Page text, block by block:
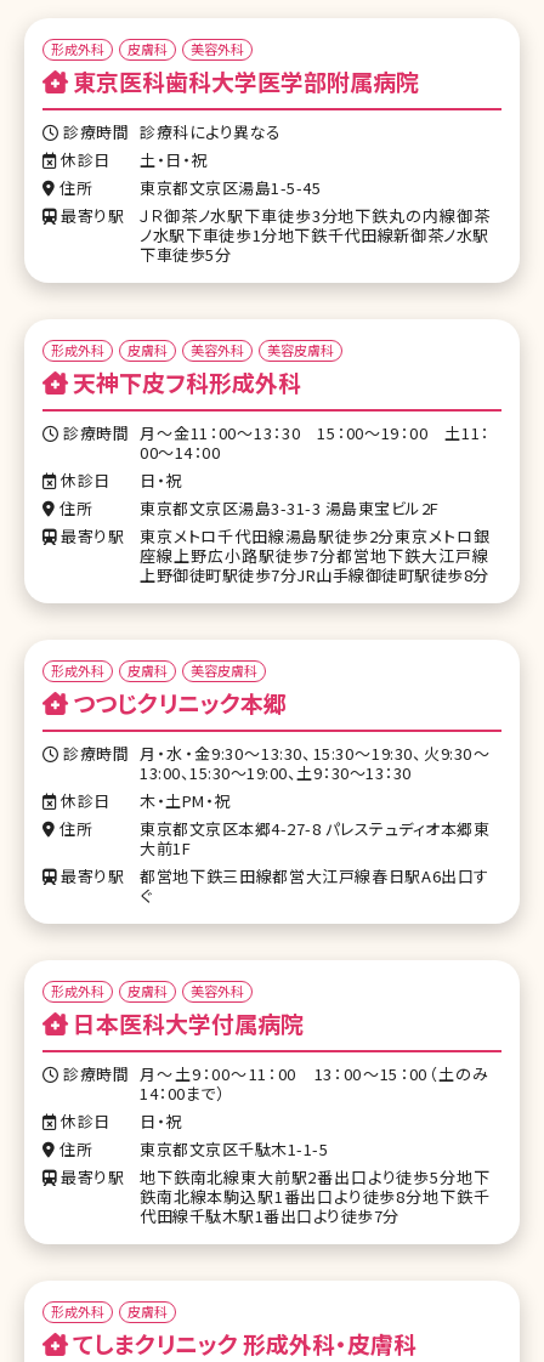
形成外科 皮膚科 美容外科
東京医科歯科大学医学部附属病院
診療時間 診療科により異なる
休診日
土・日・祝
住所
東京都文京区湯島1-5-45
最寄り駅
ＪＲ御茶ノ水駅下車徒歩3分地下鉄丸の内線御茶
ノ水駅下車徒歩1分地下鉄千代田線新御茶ノ水駅
下車徒歩5分
形成外科 皮膚科 美容外科 美容皮膚科
天神下皮フ科形成外科
診療時間 月～金11：00～13：30 15：00～19：00 土11：
00～14：00
休診日
日・祝
住所
東京都文京区湯島3-31-3 湯島東宝ビル2F
最寄り駅
東京メトロ千代田線湯島駅徒歩2分東京メトロ銀
座線上野広小路駅徒歩7分都営地下鉄大江戸線
上野御徒町駅徒歩7分JR山手線御徒町駅徒歩8分
形成外科 皮膚科 美容皮膚科
つつじクリニック本郷
診療時間 月・水・金9:30～13:30、15:30～19:30、火9:30～
13:00、15:30～19:00、土9：30～13：30
休診日
木・土PM・祝
住所
東京都文京区本郷4-27-8 パレステュディオ本郷東
大前1F
最寄り駅
都営地下鉄三田線都営大江戸線春日駅A6出口す
ぐ
形成外科 皮膚科 美容外科
日本医科大学付属病院
診療時間 月～土9：00～11：00 13：00～15：00（土のみ
14：00まで）
休診日
日・祝
住所
東京都文京区千駄木1-1-5
最寄り駅
地下鉄南北線東大前駅2番出口より徒歩5分地下
鉄南北線本駒込駅1番出口より徒歩8分地下鉄千
代田線千駄木駅1番出口より徒歩7分
形成外科 皮膚科
てしまクリニック 形成外科・皮膚科